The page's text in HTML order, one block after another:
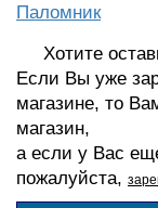
Паломник
Хотите
Если Вы уже
магазине, то
магазин,
а если у Вас
пожалуйста,